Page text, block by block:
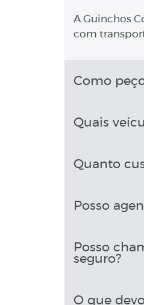
A Guinchos
com
Como
Quais
Quanto
Posso
Posso
seguro?
O que